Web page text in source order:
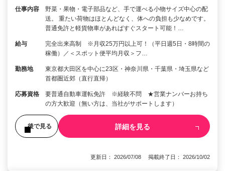
仕事内容
野菜・果物・電子部品など、手で運べる小物サイズ中心の配
送。 重たい荷物はほとんどなく、体への負担も少なめです。
普通免許と軽貨物車があればすぐスタート可能！…
給与
完全出来高制 ※月収25万円以上可！（平日週5日・8時間の
稼働）／＜スポット便平均月収＞フ…
勤務地
東京都大田区を中心に23区・神奈川県・千葉県・埼玉県など
首都圏近郊（直行直帰）
応募資格
要普通自動車運転免許 ※経験不問 ★営業ナンバーお持ち
の方大歓迎（無い方は、当社がサポートします）
後で見る 詳細を見る
更新日： 2026/07/08 掲載終了日： 2026/10/02